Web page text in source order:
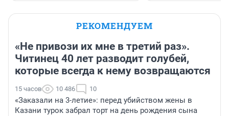
РЕКОМЕНДУЕМ
«Не привози их мне в третий раз».
Читинец 40 лет разводит голубей,
которые всегда к нему возвращаются
15 часов 10 486 10
«Заказали на 3-летие»: перед убийством жены в
Казани турок забрал торт на день рождения сына